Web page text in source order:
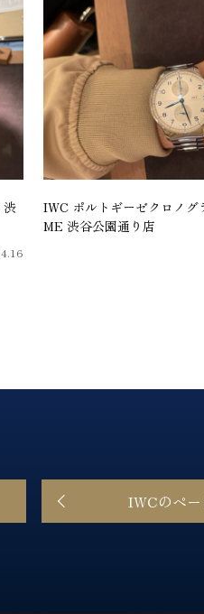
IWC ポルトギーゼクロノ
ME 渋谷公園通り店
IWCのペー